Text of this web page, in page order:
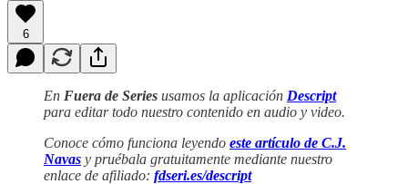
6
En Fuera de Series usamos la aplicación Descript
para editar todo nuestro contenido en audio y video.
Conoce cómo funciona leyendo este artículo de C.J.
Navas y pruébala gratuitamente mediante nuestro
enlace de afiliado: fdseri.es/descript